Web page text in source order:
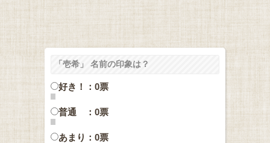
「壱希」 名前の印象は？
好き！：0票
普通 ：0票
あまり：0票